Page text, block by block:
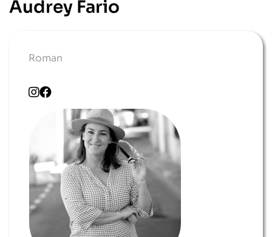
Audrey Fario
Roman